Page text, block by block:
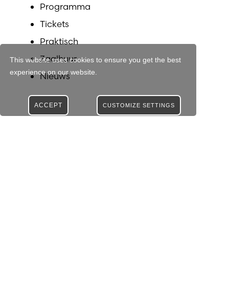
This website uses cookies to ensure you get the best
experience on our website.
CUSTOMIZE SETTINGS
ACCEPT
Programma
Tickets
Praktisch
Zaalhuur
Nieuws